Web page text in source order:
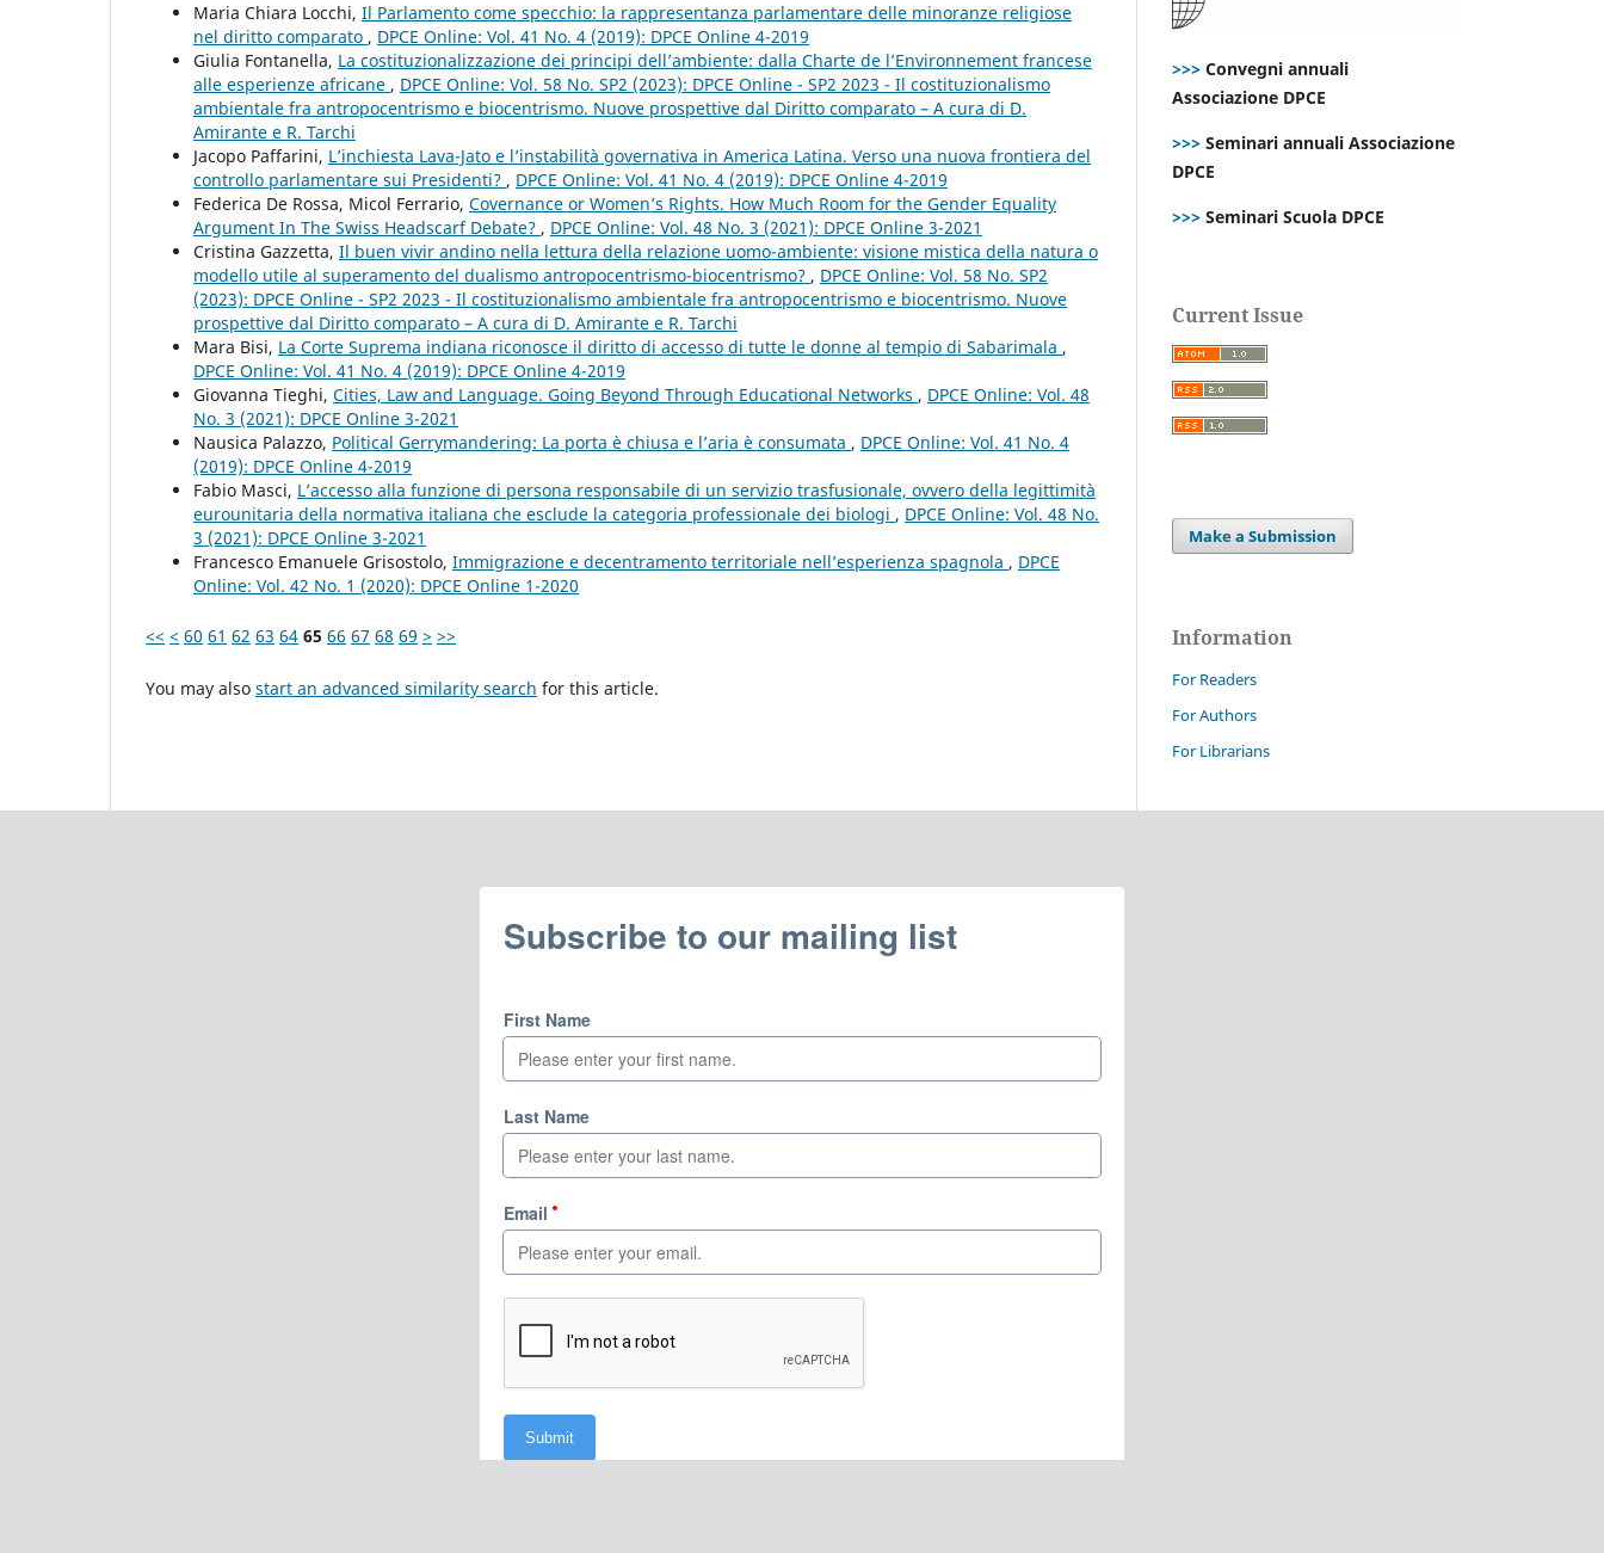
Maria Chiara Locchi, Il Parlamento come specchio: la rappresentanza parlamentare delle minoranze religiose
nel diritto comparato , DPCE Online: Vol. 41 No. 4 (2019): DPCE Online 4-2019
Giulia Fontanella, La costituzionalizzazione dei principi dell’ambiente: dalla Charte de l’Environnement francese
alle esperienze africane , DPCE Online: Vol. 58 No. SP2 (2023): DPCE Online - SP2 2023 - Il costituzionalismo
ambientale fra antropocentrismo e biocentrismo. Nuove prospettive dal Diritto comparato – A cura di D.
Amirante e R. Tarchi
Jacopo Paffarini, L’inchiesta Lava-Jato e l’instabilità governativa in America Latina. Verso una nuova frontiera del
controllo parlamentare sui Presidenti? , DPCE Online: Vol. 41 No. 4 (2019): DPCE Online 4-2019
Federica De Rossa, Micol Ferrario, Covernance or Women’s Rights. How Much Room for the Gender Equality
Argument In The Swiss Headscarf Debate? , DPCE Online: Vol. 48 No. 3 (2021): DPCE Online 3-2021
Cristina Gazzetta, Il buen vivir andino nella lettura della relazione uomo-ambiente: visione mistica della natura o
modello utile al superamento del dualismo antropocentrismo-biocentrismo? , DPCE Online: Vol. 58 No. SP2
(2023): DPCE Online - SP2 2023 - Il costituzionalismo ambientale fra antropocentrismo e biocentrismo. Nuove
prospettive dal Diritto comparato – A cura di D. Amirante e R. Tarchi
Mara Bisi, La Corte Suprema indiana riconosce il diritto di accesso di tutte le donne al tempio di Sabarimala ,
DPCE Online: Vol. 41 No. 4 (2019): DPCE Online 4-2019
Giovanna Tieghi, Cities, Law and Language. Going Beyond Through Educational Networks , DPCE Online: Vol. 48
No. 3 (2021): DPCE Online 3-2021
Nausica Palazzo, Political Gerrymandering: La porta è chiusa e l’aria è consumata , DPCE Online: Vol. 41 No. 4
(2019): DPCE Online 4-2019
Fabio Masci, L’accesso alla funzione di persona responsabile di un servizio trasfusionale, ovvero della legittimità
eurounitaria della normativa italiana che esclude la categoria professionale dei biologi , DPCE Online: Vol. 48 No.
3 (2021): DPCE Online 3-2021
Francesco Emanuele Grisostolo, Immigrazione e decentramento territoriale nell’esperienza spagnola , DPCE
Online: Vol. 42 No. 1 (2020): DPCE Online 1-2020
<< < 60 61 62 63 64 65 66 67 68 69 > >>
You may also start an advanced similarity search for this article.
>>> Convegni annuali
Associazione DPCE
>>> Seminari annuali Associazione
DPCE
>>> Seminari Scuola DPCE
Current Issue
Make a Submission
Information
For Readers
For Authors
For Librarians